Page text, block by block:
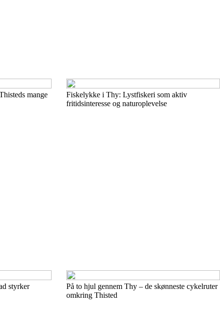
mange
Fiskelykke i Thy: Lystfiskeri som aktiv
fritidsinteresse og naturoplevelse
styrker
På to hjul gennem Thy – de skønneste cykelruter
omkring Thisted